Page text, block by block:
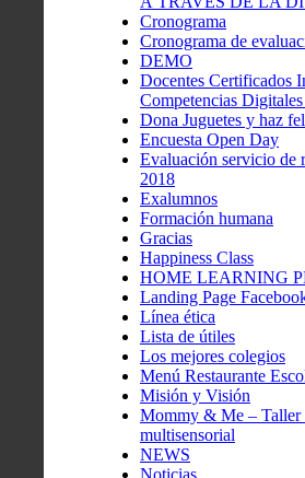
Cronograma
Cronograma de
DEMO
Docentes Certificados
Competencias
Dona Juguetes y haz
Encuesta Open Day
Evaluación servicio de
2018
Exalumnos
Formación humana
Gracias
Happiness Class
HOME LEARNING
Landing Page
Línea ética
Lista de útiles
Los mejores colegios
Menú Restaurante
Misión y Visión
Mommy & Me – Taller
multisensorial
NEWS
Noticias